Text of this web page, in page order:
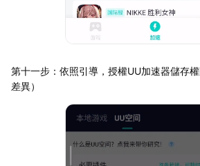
第十一步：依照引導，授權UU加速器儲存
差異）